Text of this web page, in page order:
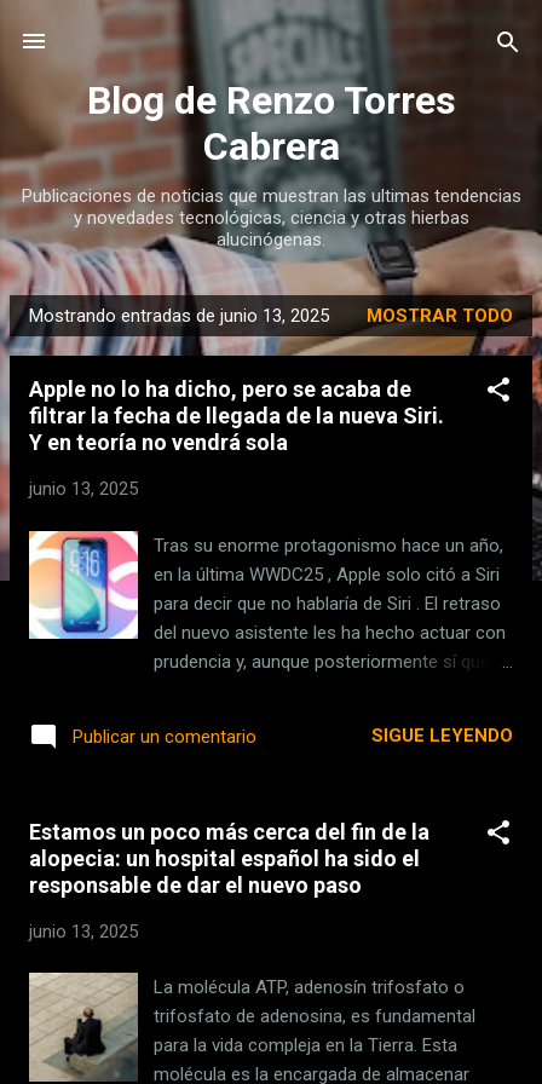
Ir al contenido principal
Blog de Renzo Torres
Cabrera
Publicaciones de noticias que muestran las ultimas tendencias
y novedades tecnológicas, ciencia y otras hierbas
alucinógenas.
E
n
Mostrando entradas de junio 13, 2025 MOSTRAR TODO
Apple no lo ha dicho, pero se acaba de
filtrar la fecha de llegada de la nueva Siri.
Y en teoría no vendrá sola
junio 13, 2025
Tras su enorme protagonismo hace un año,
en la última WWDC25 , Apple solo citó a Siri
para decir que no hablaría de Siri . El retraso
del nuevo asistente les ha hecho actuar con
prudencia y, aunque posteriormente sí que
filtrado su hoja de ruta. Mark Gurman,
ha dicho ahora en Bloomberg que Apple ya
maneja una fecha interna para el próximo
año lanzar la nueva Siri . Y lo mejor es que
todo apunta a iOS 26.4 Cuando Apple
presentó iOS 18 , estaban convencidos de
poder llegar a tiempo para lanzar sus
novedades durante la presente primavera. En
Publicar un comentario SIGUE LEYENDO
Estamos un poco más cerca del fin de la
alopecia: un hospital español ha sido el
responsable de dar el nuevo paso
junio 13, 2025
La molécula ATP, adenosín trifosfato o
trifosfato de adenosina, es fundamental
para la vida compleja en la Tierra. Esta
molécula es la encargada de almacenar